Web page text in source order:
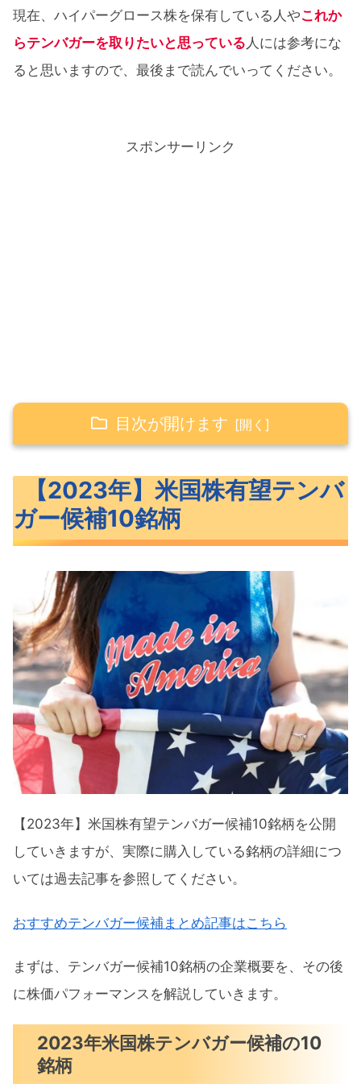
現在、ハイパーグロース株を保有している人やこれか
らテンバガーを取りたいと思っている 人には参考にな
ると思いますので、最後まで読んでいってください。
スポンサーリンク
目次が開けます
柄
2023年米国株テンバガー候補の10銘柄
柄概要
CRWD（クラウドストライク）概要
U（ユニティ）概要
AFRM（アファーム）概要
NAPA（ザ・ダックホーン・ポートフォ
リオ）概要
COIN（コインベース）概要
DOCS（ドクシミティー）概要
LAW（CSディスコ）概要
RIVN（リビアン）概要
DDOG（データドッグ）概要
米国株有望テンバガー候補10銘柄パフォー
マンス
U（ユニティ）
【2023年】米国株有望テンバ
ガー候補10銘柄
【2023年】米国株有望テンバガー候補10銘柄を公開
していきますが、実際に購入している銘柄の詳細につ
いては過去記事を参照してください。
おすすめテンバガー候補まとめ記事はこちら
まずは、テンバガー候補10銘柄の企業概要を、その後
に株価パフォーマンスを解説していきます。
2023年米国株テンバガー候補の10
銘柄